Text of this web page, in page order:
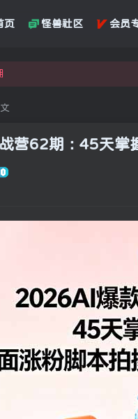
页 怪兽社区 会员
经营者，共同探索创业和创
营62期：45天掌